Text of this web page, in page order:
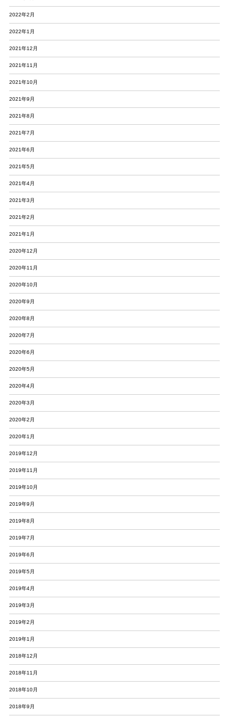
2022年2月
2022年1月
2021年12月
2021年11月
2021年10月
2021年9月
2021年8月
2021年7月
2021年6月
2021年5月
2021年4月
2021年3月
2021年2月
2021年1月
2020年12月
2020年11月
2020年10月
2020年9月
2020年8月
2020年7月
2020年6月
2020年5月
2020年4月
2020年3月
2020年2月
2020年1月
2019年12月
2019年11月
2019年10月
2019年9月
2019年8月
2019年7月
2019年6月
2019年5月
2019年4月
2019年3月
2019年2月
2019年1月
2018年12月
2018年11月
2018年10月
2018年9月